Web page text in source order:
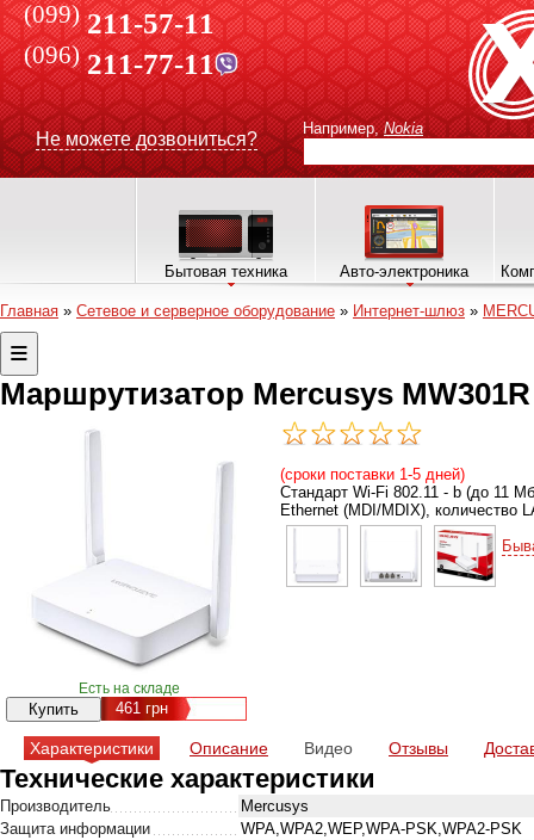
(099) 211-57-11
(096)211-77-11
Не можете дозвониться?
Например, Nokia
Бытовая техника Авто-электроника
Главная » Сетевое и серверное оборудование » Интернет-шлюз »
Маршрутизатор Mercusys MW301R
Есть на складе
461грн
(сроки поставки 1-5 дней)
Стандарт Wi-Fi 802.11 - b (до 11
Ethernet (MDI/MDIX), количество
Характеристики Описание Видео Отзывы
Технические характеристики
Производитель
Mercusys
Защита информации
WPA,WPA2,WEP,WPA-PSK,WPA2-PSK